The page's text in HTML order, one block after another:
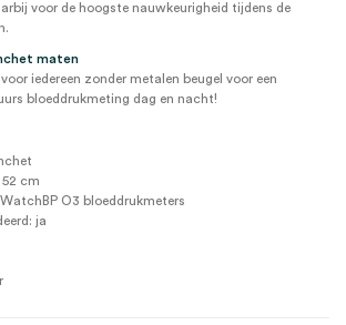
voor de hoogste nauwkeurigheid tijdens de
maten
iedereen zonder metalen beugel voor een
bloeddrukmeting dag en nacht!
cm
O3 bloeddrukmeters
ja